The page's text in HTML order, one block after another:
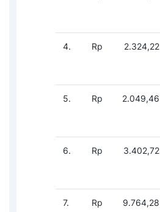
4. Rp 2.324,22
5. Rp 2.049,46
6. Rp 3.402,72
7. Rp 9.764,28